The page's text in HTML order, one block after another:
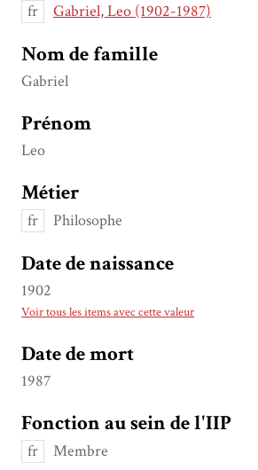
fr Gabriel, Leo (1902-1987)
Nom de famille
Gabriel
Prénom
Leo
Métier
fr Philosophe
Date de naissance
1902
Voir tous les items avec cette valeur
Date de mort
1987
Fonction au sein de l'IIP
fr Membre